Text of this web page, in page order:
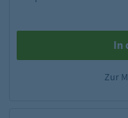
In
Zur